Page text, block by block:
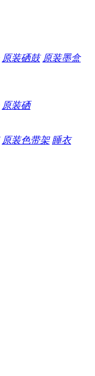
原装硒鼓 原装墨盒
原装硒
原装色带架 睡衣